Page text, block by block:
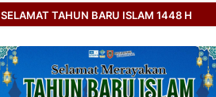
SELAMAT TAHUN BARU ISLAM 1448 H